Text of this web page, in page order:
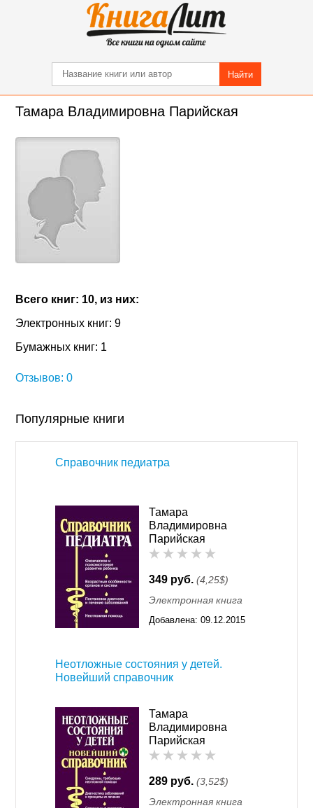
Найти
Тамара Владимировна Парийская
Всего книг: 10, из них:
Электронных книг: 9
Бумажных книг: 1
Отзывов: 0
Популярные книги
Справочник педиатра
Тамара
Владимировна
Парийская
349 руб. (4,25$)
Электронная книга
Добавлена: 09.12.2015
Неотложные состояния у детей.
Новейший справочник
Тамара
Владимировна
Парийская
289 руб. (3,52$)
Электронная книга